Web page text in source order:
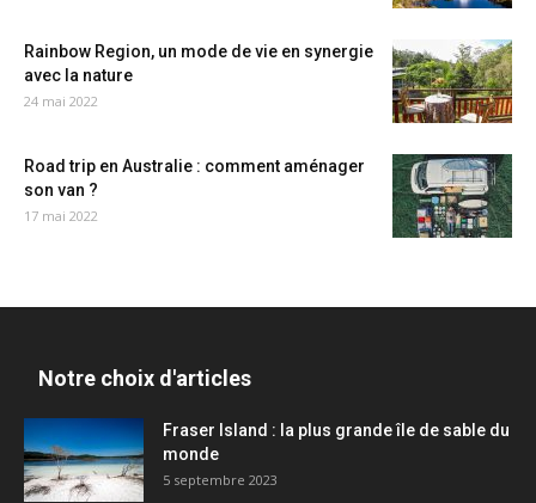
Rainbow Region, un mode de vie en synergie
avec la nature
24 mai 2022
Road trip en Australie : comment aménager
son van ?
17 mai 2022
Notre choix d'articles
Fraser Island : la plus grande île de sable du
monde
5 septembre 2023